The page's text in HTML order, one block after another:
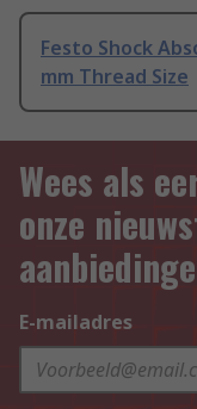
Festo Shock
mm Thread Size
Wees als
onze
E-mailadres